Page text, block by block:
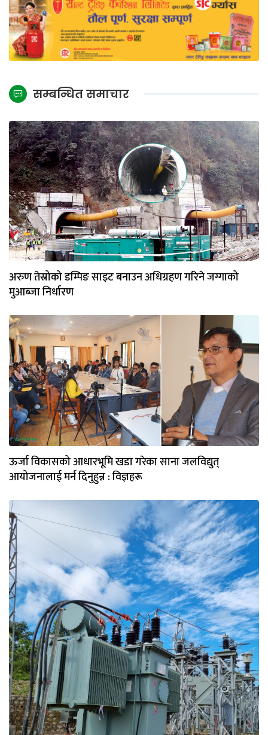
सम्बन्धित समाचार
अरुण तेस्रोको डम्पिङ साइट बनाउन अधिग्रहण गरिने जग्गाको
मुआब्जा निर्धारण
ऊर्जा विकासको आधारभूमि खडा गरेका साना जलविद्युत्
आयोजनालाई मर्न दिनुहुन्न : विज्ञहरू